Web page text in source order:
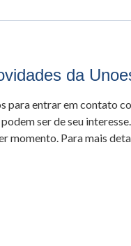
da
para entrar em contato
ser de seu
momento. Para mais